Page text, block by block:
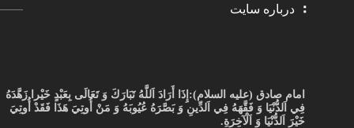
درباره سایت
امام صادق (علیه السلام): إِذَا أَرَادَ اَللَّهُ تَبَارَكَ وَ تَعَالَى بِعَبْدٍ خَيْرا زَهَّدَهُ
فِي اَلدُّنْيَا وَ فَقَّهَهُ فِي اَلدِّينِ وَ بَصَّرَهُ عُيُوبَهُ وَ مَنْ أُوتِيَ هَذَا فَقَدْ أُوتِيَ
خَيْرَ اَلدُّنْيَا وَ اَلْآخِرَةِ.